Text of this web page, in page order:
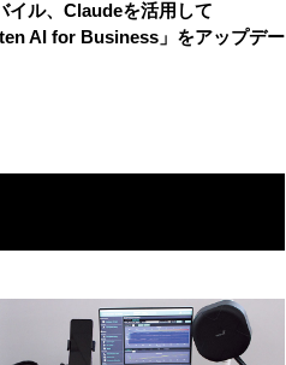
イル、Claudeを活用して
AI for Business」をアップデー